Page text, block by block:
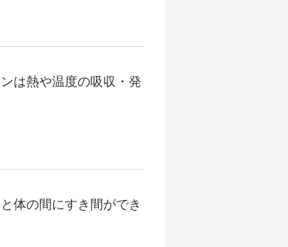
は熱や温度の吸収・発
体の間にすき間ができ